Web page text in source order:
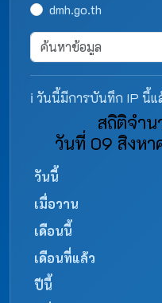
dmh.go.th
ℹ️ วันนี้มีการบันทึก IP นี้แ
สถิติจำน
วันที่ 09 สิงห
วันนี้
เมื่อวาน
เดือนนี้
เดือนที่แล้ว
ปีนี้